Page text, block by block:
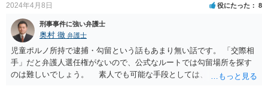
2024年4月8日 役にたった 8
刑事事件に強い弁護士
奥村 徹 弁護士
児童ポルノ所持で逮捕・勾留という話もあまり無い話です。 「交際相
手」だと弁護人選任権がないので、公式なルートでは勾留場所を探す
のは難しいでしょう。 素人でも可能な手段としては、「○○県内」と